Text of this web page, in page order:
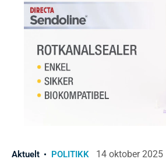
Aktuelt POLITIKK 14 oktober 2025